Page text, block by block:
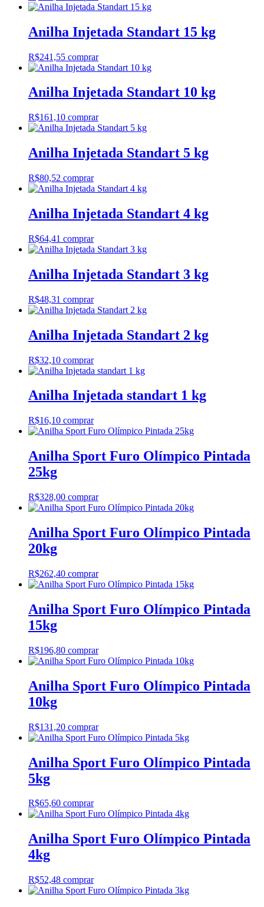
Anilha Injetada Standart 15 kg
R$241,55 comprar
Anilha Injetada Standart 10 kg
R$161,10 comprar
Anilha Injetada Standart 5 kg
R$80,52 comprar
Anilha Injetada Standart 4 kg
R$64,41 comprar
Anilha Injetada Standart 3 kg
R$48,31 comprar
Anilha Injetada Standart 2 kg
R$32,10 comprar
Anilha Injetada standart 1 kg
R$16,10 comprar
Anilha Sport Furo Olímpico Pintada
25kg
R$328,00 comprar
Anilha Sport Furo Olímpico Pintada
20kg
R$262,40 comprar
Anilha Sport Furo Olímpico Pintada
15kg
R$196,80 comprar
Anilha Sport Furo Olímpico Pintada
10kg
R$131,20 comprar
Anilha Sport Furo Olímpico Pintada
5kg
R$65,60 comprar
Anilha Sport Furo Olímpico Pintada
4kg
R$52,48 comprar